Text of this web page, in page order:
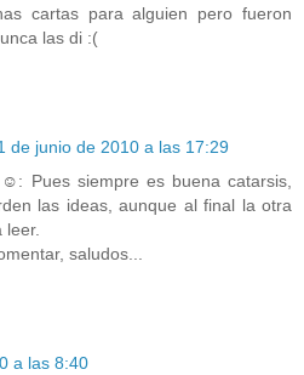
cartas para alguien pero fueron
las di :(
de junio de 2010 a las 17:29
☺: Pues siempre es buena catarsis,
las ideas, aunque al final la otra
leer.
saludos...
a las 8:40